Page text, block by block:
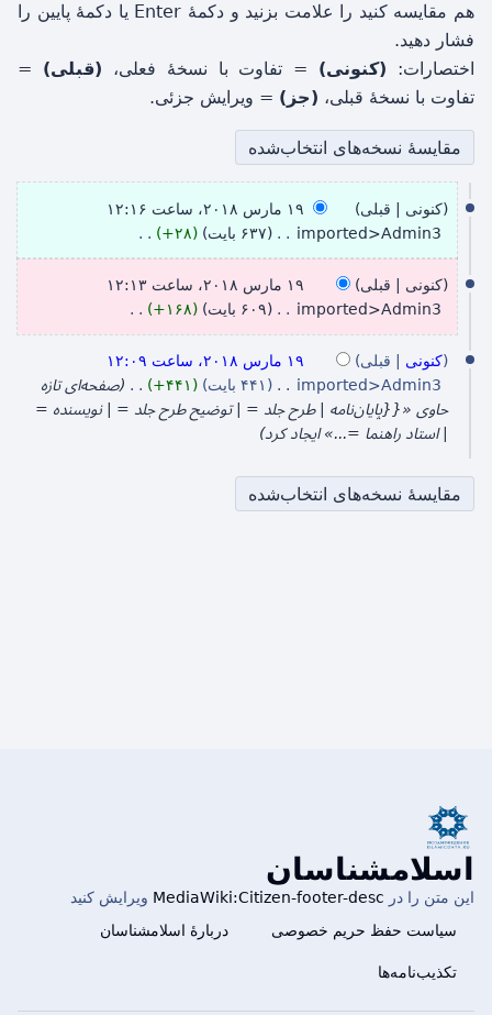
هم مقایسه کنید را علامت بزنید و دکمهٔ Enter یا دکمهٔ پایین را
فشار دهید.
اختصارات: (کنونی) = تفاوت با نسخهٔ فعلی، (قبلی) =
تفاوت با نسخهٔ قبلی، (جز) = ویرایش جزئی.
۱
ا
س
۸
کنونی قبلی
۱۹ مارس ۲۰۱۸، ساعت ۱۲:۱۶
imported>Admin3
۶۳۷ بایت
+۲۸
ب
د
خ
ص
و
ی
کنونی قبلی
۱۹ مارس ۲۰۱۸، ساعت ۱۲:۱۳
imported>Admin3
۶۰۹ بایت
+۱۶۸
ب
د
ن
خ
ا
ص
کنونی قبلی
۱۹ مارس ۲۰۱۸، ساعت ۱۲:۰۹
imported>Admin3
۴۴۱ بایت +۴۴۱
صفحه‌ای تازه
حاوی «{{پایان‌نامه | طرح جلد = | توضیح طرح جلد = | نویسنده =
| استاد راهنما =...» ایجاد کرد
اسلامشناسان
این متن را در MediaWiki:Citizen-footer-desc ویرایش کنید
سیاست حفظ حریم خصوصی
دربارهٔ اسلامشناسان
تکذیب‌نامه‌ها